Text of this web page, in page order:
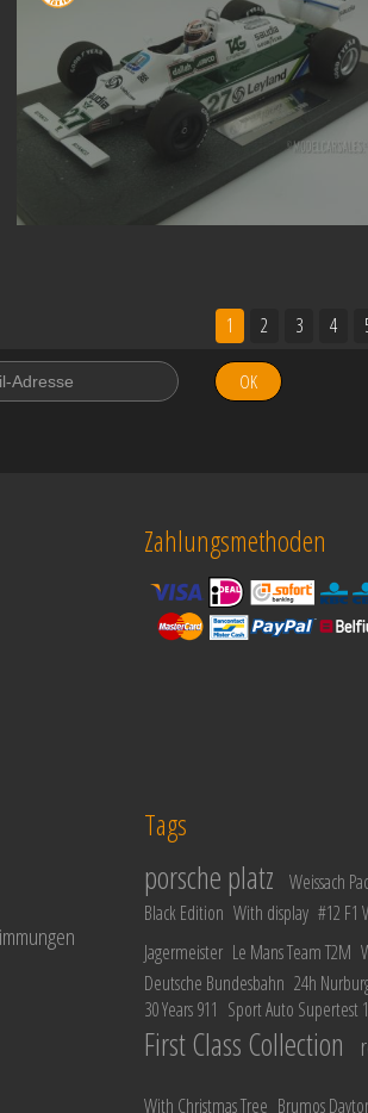
1 2 3 4
OK
Zahlungsmethoden
Tags
porsche platz Weissach
Black Edition With display #12 F1
Jagermeister Le Mans Team T2M
Deutsche Bundesbahn 24h
30 Years 911 Sport Auto Supertest
First Class Collection
With Christmas Tree Brumos